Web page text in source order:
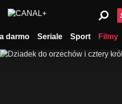
darmo Seriale Sport Filmy